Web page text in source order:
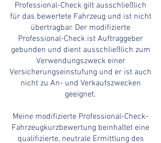
Professional-Check gilt ausschließlich
für das bewertete Fahrzeug und ist nicht
übertragbar. Der modifizierte
Professional-Check ist Auftraggeber
gebunden und dient ausschließlich zum
Verwendungszweck einer
Versicherungseinstufung und er ist auch
nicht zu An- und Verkaufszwecken
geeignet.
Meine modifizierte Professional-Check-
Fahrzeugkurzbewertung beinhaltet eine
qualifizierte, neutrale Ermittlung des